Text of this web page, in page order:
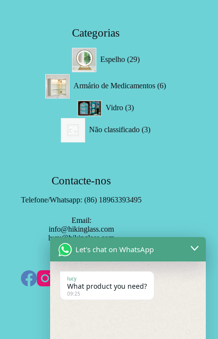
Categorias
Espelho 29produtos
Armário de Medicamentos 6produtos
Vidro 33
produtos
Não classificado 3produtos
Contacte-nos
Telefone/Whatsapp: (86) 18963393495
Email:
info@hikinglass.com
lucy@hikinglass.com
Assinar HK Mirror
Let's chat on WhatsApp
lucy
What product you need?
09:25